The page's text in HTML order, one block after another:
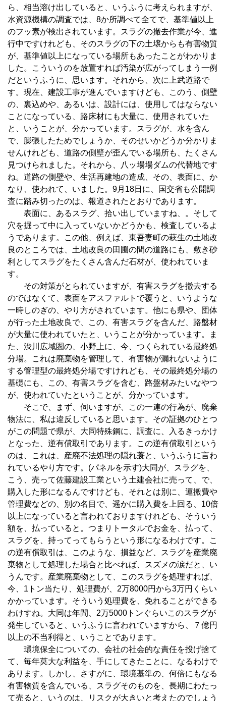
ら、相当溶け出していると、いうふうに考えられますが、
水資源機構の調査では、8か所調べて全てで、基準値以上
のフッ素が検出されています。スラグの撤去作業が今、進
行中ですけれども、そのスラグの下の土壌からも有害物質
が、基準値以上になっている場所もあったことがわかりま
した。こういうのを放置すれば汚染が広がってしまう一例
だというふうに、思います。それから、次に上武道路で
す。現在、建設工事が進んでいますけども、このう、側壁
の、裏込めや、あるいは、設計には、使用してはならない
ことになっている、路床材にも大量に、使用されていた
と、いうことが、分かっています。スラグが、水を含ん
で、膨張したためでしょうか、そのせいかどうか分かりま
せんけれども、道路の側壁が歪んでいる場所も、たくさん
見つけられました。それから、八ッ場場ダムの代替地です
ね。道路の側壁や、生活再建地の造成、その、表面に、か
なり、使われて、いました。9月18日に、国交省も公開調
査に踏み切ったのは、報道されたとおりであります。
表面に、あるスラグ、拾い出していますね、。そして
穴を掘って中に入っていないかどうかも、検査しているよ
うであります。この他、例えば、東吾妻町の萩生の土地改
良のところでは、土地改良の田圃の間の道路にも、敷き砂
利としてスラグをたくさん含んだ石材が、使われていま
す。
その対策がとられていますが、有害スラグを撤去する
のではなくて、表面をアスファルトで覆うと、いうような
一時しのぎの、やり方がされています。他にも県や、団体
が行った土地改良で、この、有害スラグを含んだ、路盤材
が大量に使われていたと、いうことが分かっています。ま
た、渋川広域圏の、小野上に、今、つくられている最終処
分場。これは廃棄物を管理して、有害物が漏れないように
する管理型の最終処分場ですけれども、その最終処分場の
基礎にも、この、有害スラグを含む、路盤材みたいなやつ
が、使われていたということが、分かっています。
そこで、まず、伺いますが、この一連の行為が、廃棄
物法に、私は違反していると思います。その証拠のひとつ
がこの問題で県が、大同特殊鋼に、調査に、入るきっかけ
となった、逆有償取引であります。この逆有償取引という
のは、これは、産廃不法処理の隠れ蓑と、いうふうに言わ
れているやり方です。(パネルを示す)大同が、スラグを、
こう、売って佐藤建設工業という土建会社に売って、で、
購入した形になるんですけども、それとは別に、運搬費や
管理費などの、別の名目で、遥かに購入費を上回る、10倍
以上になっていると言われておりますけれども、そういう
額を、払っていると。つまりトータルでお金を、払って、
スラグを、持ってってもらうという形になるわけです。こ
の逆有償取引は、このような、損益など、スラグを産業廃
棄物として処理した場合と比べれば、スズメの涙だと、い
うんです。産業廃棄物として、このスラグを処理すれば、
今、1トン当たり、処理費が、2万8000円から3万円くらい
かかっています。そういう処理費を、免れることができる
わけすね。大同は年間、2万5000トンぐらいこのスラグが
発生していると、いうふうに言われていますから、７億円
以上の不当利得と、いうことであります。
環境保全についての、会社の社会的な責任を投げ捨て
て、毎年莫大な利益を、手にしてきたことに、なるわけで
あります。しかし、さすがに、環境基準の、何倍にもなる
有害物質を含んでいる、スラグそのものを、長期にわたっ
て売ると、いうのは、リスクが大きいと考えたのでしょう